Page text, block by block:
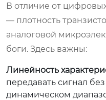
В отличие от
— плотность
аналоговой
боги. Здесь важны:
Линейность
передавать сигнал
динамическом